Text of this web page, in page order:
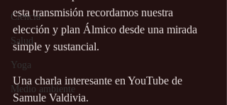
Ciencia
Salud
Yoga
Medio ambiente
esta transmisión recordamos nuestra
elección y plan Álmico desde una mirada
simple y sustancial.
Una charla interesante en YouTube de
Samule Valdivia.